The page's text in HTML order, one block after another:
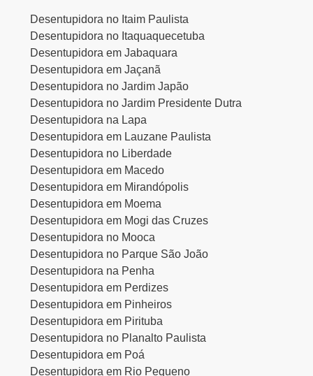
Desentupidora no Itaim Paulista
Desentupidora no Itaquaquecetuba
Desentupidora em Jabaquara
Desentupidora em Jaçanã
Desentupidora no Jardim Japão
Desentupidora no Jardim Presidente Dutra
Desentupidora na Lapa
Desentupidora em Lauzane Paulista
Desentupidora no Liberdade
Desentupidora em Macedo
Desentupidora em Mirandópolis
Desentupidora em Moema
Desentupidora em Mogi das Cruzes
Desentupidora no Mooca
Desentupidora no Parque São João
Desentupidora na Penha
Desentupidora em Perdizes
Desentupidora em Pinheiros
Desentupidora em Pirituba
Desentupidora no Planalto Paulista
Desentupidora em Poá
Desentupidora em Rio Pequeno